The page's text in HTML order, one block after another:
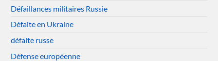
Défaillances militaires Russie
Défaite en Ukraine
défaite russe
Défense européenne